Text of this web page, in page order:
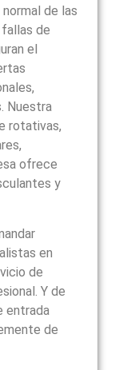
de las
de
el
Nuestra
rotativas,
ofrece
y
en
de
Y de
entrada
de